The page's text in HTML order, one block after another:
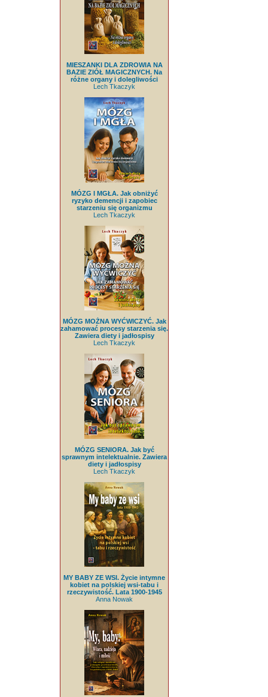
MIESZANKI DLA ZDROWIA NA
BAZIE ZIÓŁ MAGICZNYCH. Na
różne organy i dolegliwości
Lech Tkaczyk
MÓZG I MGŁA. Jak obniżyć
ryzyko demencji i zapobiec
starzeniu się organizmu
Lech Tkaczyk
MÓZG MOŻNA WYĆWICZYĆ. Jak
zahamować procesy starzenia się.
Zawiera diety i jadłospisy
Lech Tkaczyk
MÓZG SENIORA. Jak być
sprawnym intelektualnie. Zawiera
diety i jadłospisy
Lech Tkaczyk
MY BABY ZE WSI. Życie intymne
kobiet na polskiej wsi-tabu i
rzeczywistość. Lata 1900-1945
Anna Nowak